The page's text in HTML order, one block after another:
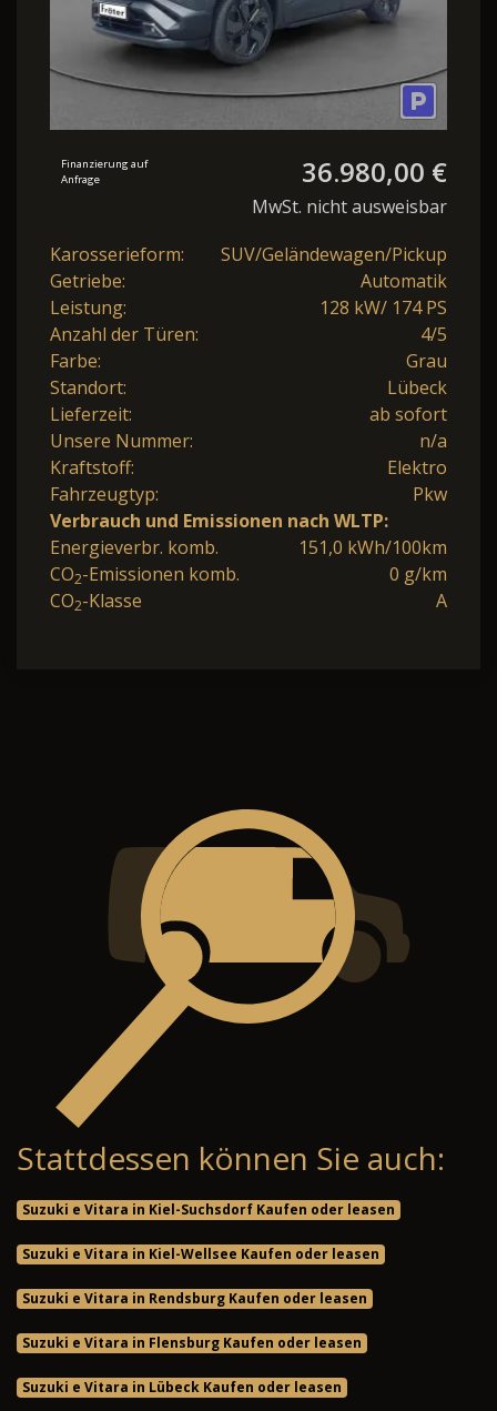
Finanzierung auf
Anfrage
36.980,00 €
MwSt. nicht ausweisbar
Karosserieform:
SUV/Geländewagen/Pickup
Getriebe:
Automatik
Leistung:
128 kW/ 174 PS
Anzahl der Türen:
4/5
Farbe:
Grau
Standort:
Lübeck
Lieferzeit:
ab sofort
Unsere Nummer:
n/a
Kraftstoff:
Elektro
Fahrzeugtyp:
Pkw
Verbrauch und Emissionen nach WLTP:
Energieverbr. komb.
151,0 kWh/100km
CO2-Emissionen komb.
0 g/km
CO2-Klasse A
Stattdessen können Sie auch:
Suzuki e Vitara in Kiel-Suchsdorf Kaufen oder leasen
Suzuki e Vitara in Kiel-Wellsee Kaufen oder leasen
Suzuki e Vitara in Rendsburg Kaufen oder leasen
Suzuki e Vitara in Flensburg Kaufen oder leasen
Suzuki e Vitara in Lübeck Kaufen oder leasen